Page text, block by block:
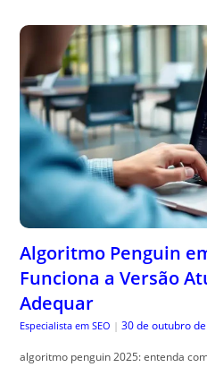
Algoritmo Penguin
Funciona a Versão
Adequar
Especialista em SEO | 30 de outubro
algoritmo penguin 2025: entenda